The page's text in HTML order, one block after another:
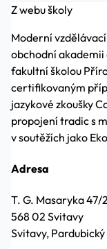
Z webu školy
Moderní
obchodní akademii
fakultní školou
certifikovaným
jazykové zkoušky
propojení tradic s
v soutěžích jako
Adresa
T. G. Masaryka 47/
568 02 Svitavy
Svitavy,